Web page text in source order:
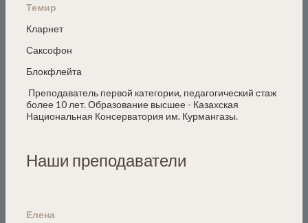
Темир
Кларнет
Саксофон
Блокфлейта
Преподаватель первой категории, педагогический стаж
более 10 лет. Образование высшее - Казахская
Национальная Консерватория им. Курмангазы.
Наши преподаватели
Елена